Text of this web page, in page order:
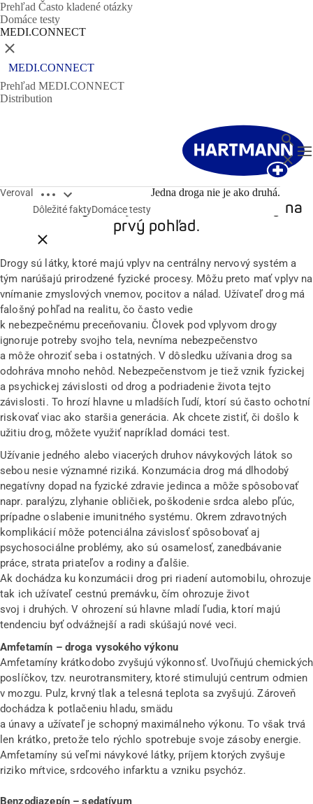
Prehľad Často kladené otázky
Domáce testy
MEDI.CONNECT
Zatvoriť
MEDI.CONNECT
Prehľad MEDI.CONNECT
Distribution
Veroval Open breadcrumbs
Close breadcrumbs
Dôležité faktyDomáce testy
Jedna droga nie je ako druhá.
Jedna droga nie je ako druhá. Rozdiely na
prvý pohľad.
Drogy sú látky, ktoré majú vplyv na centrálny nervový systém a
tým narúšajú prirodzené fyzické procesy. Môžu preto mať vplyv na
vnímanie zmyslových vnemov, pocitov a nálad. Užívateľ drog má
falošný pohľad na realitu, čo často vedie
k nebezpečnému preceňovaniu. Človek pod vplyvom drogy
ignoruje potreby svojho tela, nevníma nebezpečenstvo
a môže ohroziť seba i ostatných. V dôsledku užívania drog sa
odohráva mnoho nehôd. Nebezpečenstvom je tiež vznik fyzickej
a psychickej závislosti od drog a podriadenie života tejto
závislosti. To hrozí hlavne u mladších ľudí, ktorí sú často ochotní
riskovať viac ako staršia generácia. Ak chcete zistiť, či došlo k
užitiu drog, môžete využiť napríklad domáci test.
Užívanie jedného alebo viacerých druhov návykových látok so
sebou nesie významné riziká. Konzumácia drog má dlhodobý
negatívny dopad na fyzické zdravie jedinca a môže spôsobovať
napr. paralýzu, zlyhanie obličiek, poškodenie srdca alebo pľúc,
prípadne oslabenie imunitného systému. Okrem zdravotných
komplikácií môže potenciálna závislosť spôsobovať aj
psychosociálne problémy, ako sú osamelosť, zanedbávanie
práce, strata priateľov a rodiny a ďalšie.
Ak dochádza ku konzumácii drog pri riadení automobilu, ohrozuje
tak ich užívateľ cestnú premávku, čím ohrozuje život
svoj i druhých. V ohrození sú hlavne mladí ľudia, ktorí majú
tendenciu byť odvážnejší a radi skúšajú nové veci.
Amfetamín – droga vysokého výkonu
Amfetamíny krátkodobo zvyšujú výkonnosť. Uvoľňujú chemických
poslíčkov, tzv. neurotransmitery, ktoré stimulujú centrum odmien
v mozgu. Pulz, krvný tlak a telesná teplota sa zvyšujú. Zároveň
dochádza k potlačeniu hladu, smädu
a únavy a užívateľ je schopný maximálneho výkonu. To však trvá
len krátko, pretože telo rýchlo spotrebuje svoje zásoby energie.
Amfetamíny sú veľmi návykové látky, príjem ktorých zvyšuje
riziko mŕtvice, srdcového infarktu a vzniku psychóz.
Benzodiazepín – sedatívum